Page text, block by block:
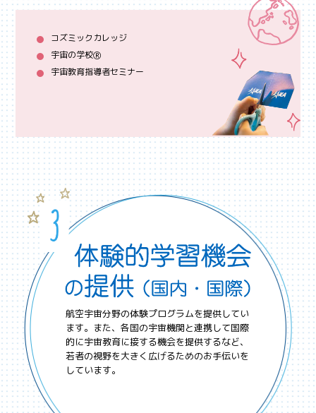
コズミックカレッジ
宇宙の学校Ⓡ
宇宙教育指導者セミナー
航空宇宙分野の体験プログラムを提供してい
ます。また、各国の宇宙機関と連携して国際
的に宇宙教育に接する機会を提供するなど、
若者の視野を大きく広げるためのお手伝いを
しています。